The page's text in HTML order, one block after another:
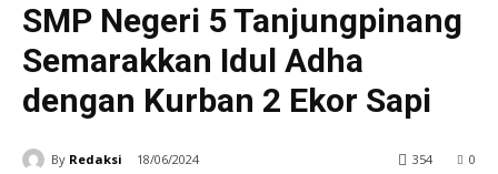
SMP Negeri 5 Tanjungpinang
Semarakkan Idul Adha
dengan Kurban 2 Ekor Sapi
By Redaksi 18/06/2024 0
354